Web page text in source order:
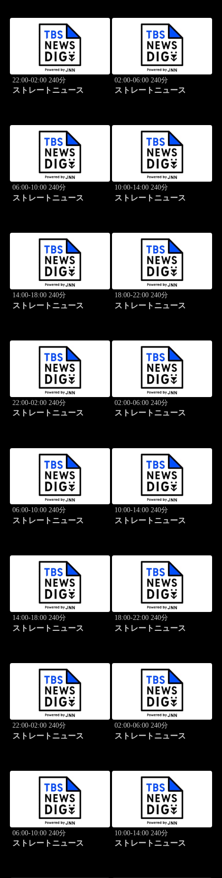
22:00-02:00 240分
ストレートニュース
02:00-06:00 240分
ストレートニュース
06:00-10:00 240分
ストレートニュース
10:00-14:00 240分
ストレートニュース
14:00-18:00 240分
ストレートニュース
18:00-22:00 240分
ストレートニュース
22:00-02:00 240分
ストレートニュース
02:00-06:00 240分
ストレートニュース
06:00-10:00 240分
ストレートニュース
10:00-14:00 240分
ストレートニュース
14:00-18:00 240分
ストレートニュース
18:00-22:00 240分
ストレートニュース
22:00-02:00 240分
ストレートニュース
02:00-06:00 240分
ストレートニュース
06:00-10:00 240分
ストレートニュース
10:00-14:00 240分
ストレートニュース